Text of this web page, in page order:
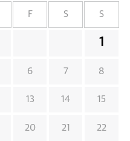
F S S
1
6 7 8
13 14 15
20 21 22